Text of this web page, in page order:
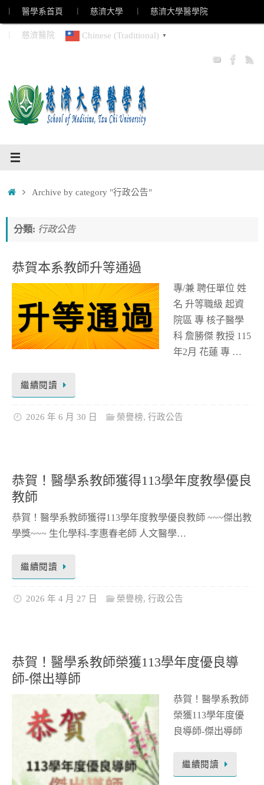
Skip
to
content
︱ 醫學系首頁 ︱ 慈濟大學 ︱ 慈濟大學醫學院
︱ 慈濟醫院 Chinese (Traditional) ▼
HomeArchive by category "行政公告"
分類: 行政公告
恭賀本系教師升等通過
專/兼 聘任單位 姓
名 升等職級 起資
院區 專 核子醫學
科 詹勝傑 教授 115
年2月 花蓮 專 …
繼續閱讀
2026 年 6 月 30 日 榮譽榜, 行政公告
恭賀！醫學系教師獲得113學年度教學優良
教師
恭賀！醫學系教師獲得113學年度教學優良教師 ~~~傑出教
學獎~~~ 生化學科-李惠春老師 人文醫學…
繼續閱讀
2026 年 4 月 27 日 榮譽榜, 行政公告
恭賀！醫學系教師榮獲113學年度優良導
師-傑出導師
恭賀！醫學系教師
榮獲113學年度優
良導師-傑出導師
繼續閱讀